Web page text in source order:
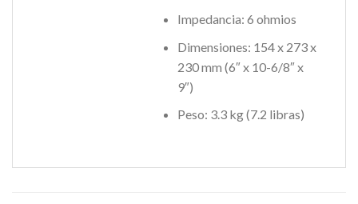
Impedancia: 6 ohmios
Dimensiones: 154 x 273 x
230 mm (6″ x 10-6/8″ x
9″)
Peso: 3.3 kg (7.2 libras)